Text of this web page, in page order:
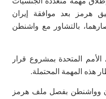
هرمز بعد موافقة إيران
بالتشاور مع واشنطن
المتحدة بمشروع قرار
هذه المهمة المحتملة.
وواشنطن بفصل ملف هرمز